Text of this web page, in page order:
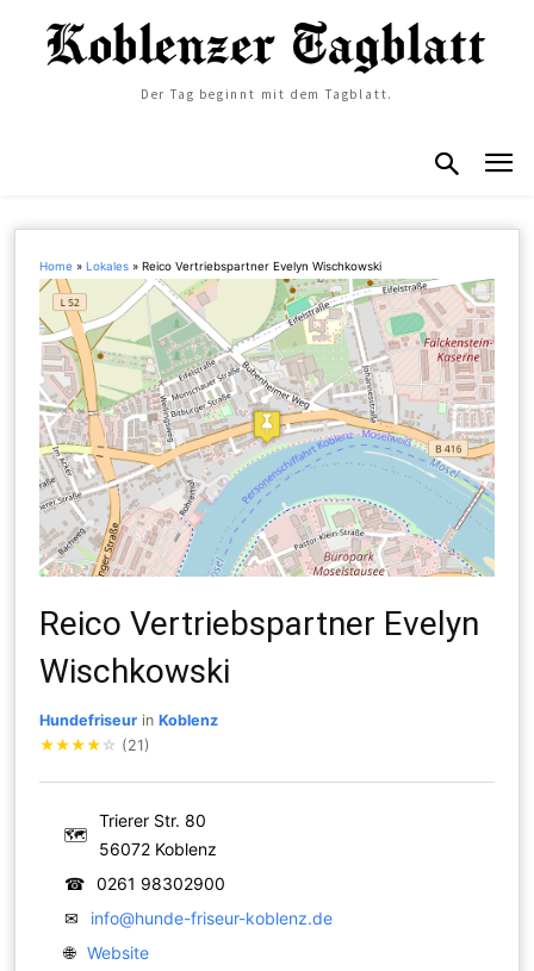
Der Tag beginnt mit dem Tagblatt.
Home »Lokales »Reico Vertriebspartner Evelyn Wischkowski
Reico Vertriebspartner Evelyn
Wischkowski
Hundefriseur inKoblenz
★★★★ ☆ (21)
🗺
Trierer Str. 80
56072 Koblenz
☎
0261 98302900
✉
info@hunde-friseur-koblenz.de
🌐 Website